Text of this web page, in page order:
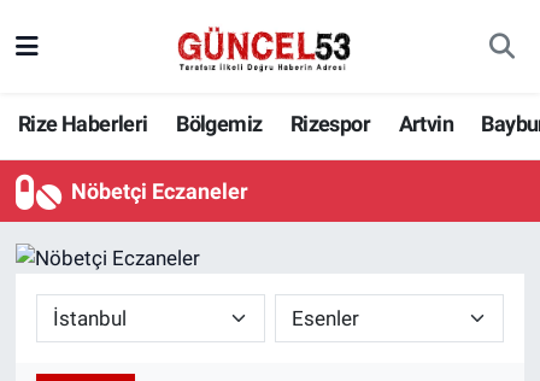
Rize Haberleri Bölgemiz Rizespor Artvin
Nöbetçi Eczaneler